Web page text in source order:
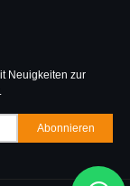
Neuigkeiten zur
Abonnieren